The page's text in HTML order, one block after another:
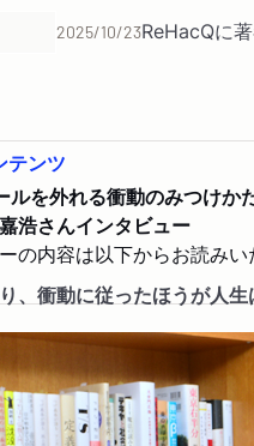
2025/10/23ReHacQに
る」衝動の力
2025/08/23リアルサウ
――谷川嘉浩
2025/03/01
月刊『同朋
の熱。」
テンツ
ルを外れる衝動のみつけか
浩さんインタビュー
の内容は以下からお読みい
、衝動に従ったほうが人